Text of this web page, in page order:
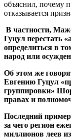
объяснил, почему
отказывается
В частности,
Гуцул перестать
определиться в
народ или
Об этом же
Евгению Гуцул
группировки»
правах и
Последний
за чего регион
миллионов леев